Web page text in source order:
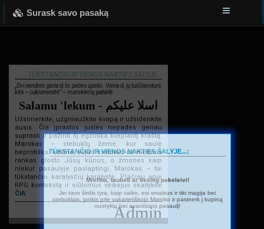
Surask savo pasaką
TŪKSTANČIO IR VIENOS NAKTIES ŠALYJE...
„Dvi nendrės geria iš to paties upelio. Viena iš jų tuščiavidurė,
kita – cukranendrė“ – marokiečių patarlė.
Salamu 'lekum - اسلا عليكم
Užsimerkite, užgniaužkite kvapą ir užsidenkite
ausis. Čia įprastos juslės nepadės geriau
suprasti ir pažinti šį egzotika kvepiantį kraštą.
Marokas – stebuklų žemė, kur saulė
beprotiškai kaitina, vėjas švelniau už motinos
rankas glosto Jūsų kūnus, o žmonės kaip
niekur pasaulyje paslaptingi. Marokas – tai
tūkstančio karalysčių karalystė. Plačiau apie
RPG kontekstą ir siūlomus veikėjus skaitykite
ČIA.
Admin
TŪKSTANČIO IR VIENOS NAKTIES ŠALYJE...:
Mrehba, tautieti ar tiesiog pakeleivi!
Jei tavo širdis tyra, kaip vaiko, esi smalsus ir tiki magija bei
stebuklais, junkis prie vakarietiškojo Maroko ir pasinerk į kupiną
nuotykių bei avantiūros pasaulį!